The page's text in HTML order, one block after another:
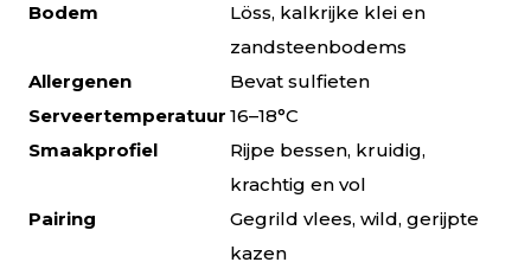
Bodem
Löss, kalkrijke klei en
zandsteenbodems
Allergenen
Bevat sulfieten
Serveertemperatuur 16–18°C
Smaakprofiel
Rijpe bessen, kruidig,
krachtig en vol
Pairing
Gegrild vlees, wild, gerijpte
kazen